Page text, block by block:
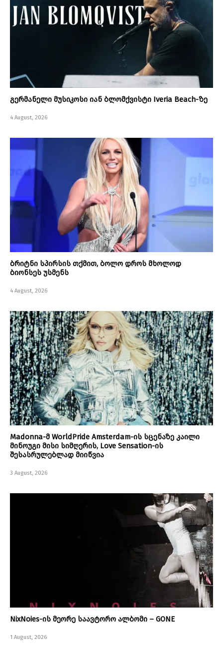
გერმანელი მუსიკოსი იან ბლომქვისტი Iveria Beach-ზე
4 August, 2026
ბრიტნი სპირსის თქმით, ბოლო დროს მხოლოდ
ბიონსეს უსმენს
4 August, 2026
Madonna-მ WorldPride Amsterdam-ის სცენაზე კაილი
მინოუგი მისი სიმღერის, Love Sensation-ის
შესასრულებლად მიიწვია
3 August, 2026
NixNoies-ის მეორე საავტორო ალბომი – GONE
1 August, 2026